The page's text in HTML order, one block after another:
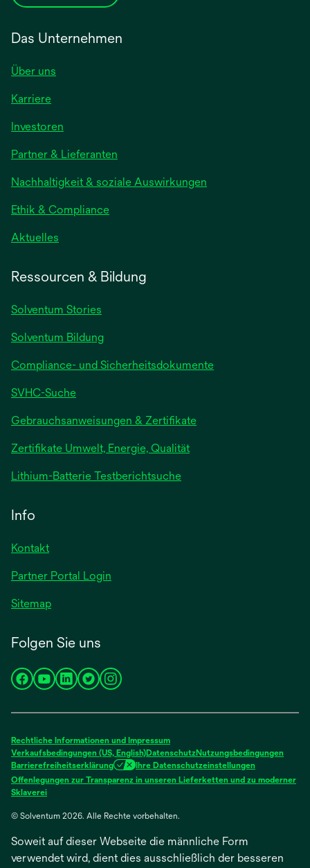
Das Unternehmen
Über uns
Karriere
Investoren
Partner & Lieferanten
Nachhaltigkeit & soziale Auswirkungen
Ethik & Compliance
Aktuelles
Ressourcen & Bildung
Solventum Stories
Solventum Bildung
Compliance- und Sicherheitsdokumente
SVHC-Suche
Gebrauchsanweisungen & Zertifikatewird
Zertifikate Umwelt, Energie, Qualität
Lithium-Batterie Testberichtsuchewird
Info
Kontakt
Partner Portal Login
Sitemap
Folgen Sie uns
wird
neuen
Registerkarte
geöffnet
wird
neuen
Registerkarte
geöffnet
wird
neuen
Registerkarte
geöffnet
wird
neuen
Registerkarte
geöffnet
wird
neuen
Registerkarte
geöffnet
Rechtliche Informationen und Impressum
Verkaufsbedingungen (US, English)DatenschutzNutzungsbedingungen
Barrierefreiheitserklärung
Ihre Datenschutzeinstellungen
Offenlegungen zur Transparenz in unseren Lieferketten und zu moderner
Sklavereiwird
einer
Registerkarte
geöffnet
© Solventum 2026. Alle Rechte vorbehalten.
Soweit auf dieser Webseite die männliche Form
verwendet wird, dient dies ausschließlich der besseren